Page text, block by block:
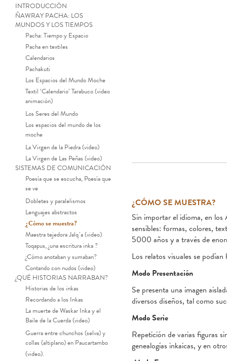
INTRODUCCIÓN
ÑAWRAY PACHA: LOS
MUNDOS Y LOS TIEMPOS
Pacha: Tiempo y Espacio
Pacha en textiles
Calendarios
Pachakuti
Los Espacios del Mundo Moche
Textil ‘Calendario’ Tarabuco (video
animación)
Los Seres del Mundo
Los espacios del mundo de los
moche
La Virgen de la Piedra (video)
La Virgen de Las Peñas (video)
SISTEMAS DE COMUNICACIÓN
Poesía que se escucha, Poesía que
se ve
Dobletes y paralelismos
Lenguajes abstractos
¿Cómo se muestra?
Maestra tejedora Jalq´a (video)
Toqapus, ¿una escritura inka ?
¿Cómo anotaban y sumaban?
Contando con nudos (video)
¿QUÉ HISTORIAS NARRABAN?
Historias de los inkas
Recordando a los Inkas
La muerte de Waskar Inka y el
Baile de la Cuerda (video)
Guerra entre chunchos (selva) y
collas (altiplano) en Paucartambo
(video).
¿CÓMO SE MUESTRA?
Sin importar el idioma, en
sensibles: formas, colores,
5000 años y a través de
Los relatos visuales se
Modo Presentación
Se presenta una imagen
diversos diseños, tal como
Modo Serie
Repetición de varias figuras
genealogías inkaicas, y en